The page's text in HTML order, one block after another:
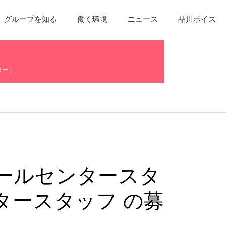
グループを知る 働く環境 ニュース 品川ボイス
）
ルセンタースタ
ースタッフ の募